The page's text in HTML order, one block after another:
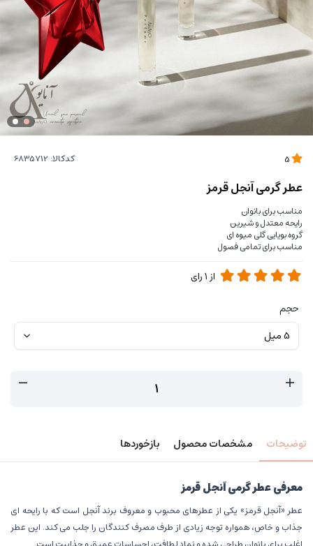
کدکالا:
عطر گرمی آنجل قرمز
مناسب برای بانوان
رایحه معتدل و شیرین
گروه بویایی گلی میوه ای
مناسب برای تمامی فصول
از 1رای
حجم
توضیحات مشخصات محصول بازخوردها
معرفی عطر گرمی آنجل قرمز
عطر «آنجل قرمز» یکی از عطرهای محبوب و معروف برند آنجل است که با رایحه ای
جذاب و خاص، همواره توجه زیادی از طرف مصرف کنندگان را جلب می کند. این عطر